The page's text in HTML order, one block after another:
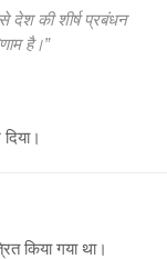
की शीर्ष प्रबंधन
है।”
किया गया था।